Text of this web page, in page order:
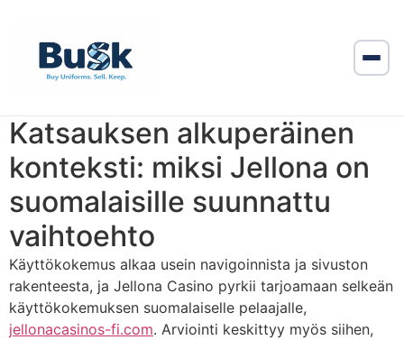
Katsauksen alkuperäinen
konteksti: miksi Jellona on
suomalaisille suunnattu
vaihtoehto
Käyttökokemus alkaa usein navigoinnista ja sivuston
rakenteesta, ja Jellona Casino pyrkii tarjoamaan selkeän
käyttökokemuksen suomalaiselle pelaajalle,
jellonacasinos-fi.com. Arviointi keskittyy myös siihen,